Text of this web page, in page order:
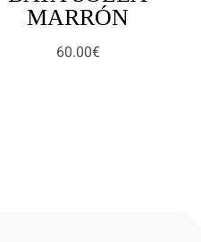
MARRÓN
60.00€